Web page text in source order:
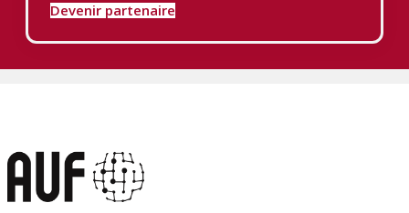
Devenir partenaire